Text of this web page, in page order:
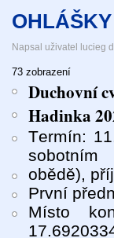
OHLÁŠKY
Napsal uživatel lucieg
73 zobrazení
Duchovní
Hadinka
Termín:
sobotním
obědě),
První
Místo